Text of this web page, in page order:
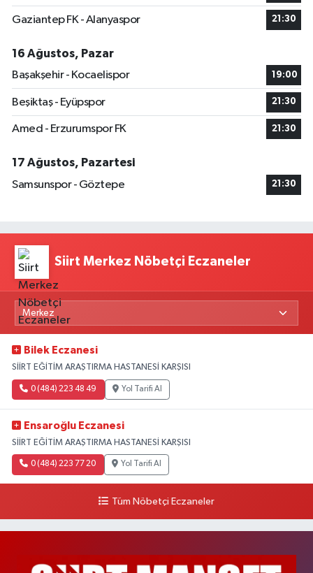
Gaziantep FK - Alanyaspor 21:30
16 Ağustos, Pazar
Başakşehir - Kocaelispor
19:00
Beşiktaş - Eyüpspor 21:30
Amed - Erzurumspor FK 21:30
17 Ağustos, Pazartesi
Samsunspor - Göztepe
21:30
Siirt Merkez Nöbetçi Eczaneler
Bilek Eczanesi
SİİRT EĞİTİM ARAŞTIRMA HASTANESİ KARŞISI
0 (484) 223 48 49 Yol Tarifi Al
Ensaroğlu Eczanesi
SİİRT EĞİTİM ARAŞTIRMA HASTANESİ KARŞISI
0 (484) 223 77 20 Yol Tarifi Al
Tüm Nöbetçi Eczaneler